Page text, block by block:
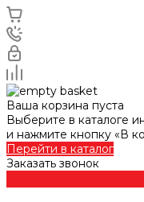
Ваша корзина пуста
Выберите в каталоге
и нажмите кнопку «В
Перейти в каталог
Заказать звонок